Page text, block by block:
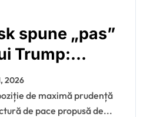
spune „pas”
Trump:
de
Consiliul
2026
de pace propusă de...